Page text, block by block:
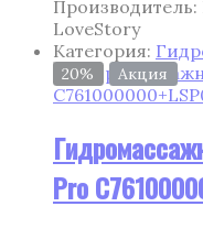
Производитель:
LoveStory
Категория:
20% Акция
Pro